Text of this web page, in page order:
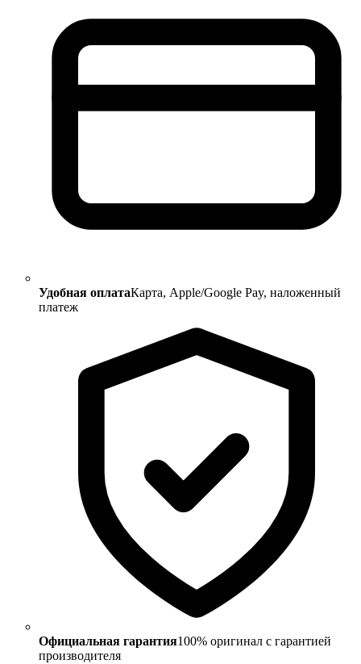
Удобная оплатаКарта, Apple/Google Pay, наложенный
платеж
Официальная гарантия100% оригинал с гарантией
производителя